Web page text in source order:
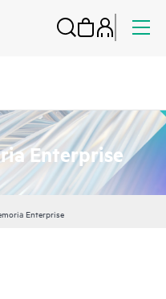
Enterprise
Enterprise